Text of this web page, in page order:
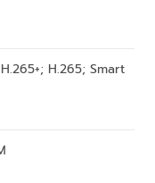
H.265; Smart